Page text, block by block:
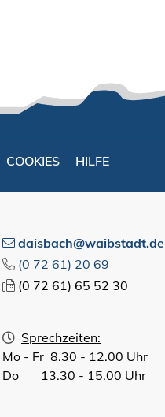
COOKIES HILFE
daisbach@waibstadt.de
(0 72 61) 20 69
(0 72 61) 65 52 30
Sprechzeiten:
Mo - Fr 8.30 - 12.00 Uhr
Do 13.30 - 15.00 Uhr